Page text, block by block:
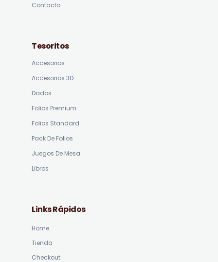
Contacto
Tesoritos
Accesorios
Accesorios 3D
Dados
Folios Premium
Folios Standard
Pack De Folios
Juegos De Mesa
Libros
Links Rápidos
Home
Tienda
Checkout